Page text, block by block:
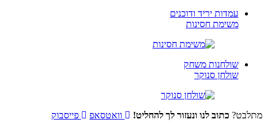
עמדות יריד ודוכנים
משימת חסינות
שולחנות משחק
שולחן סנוקר
כתוב לנו ונעזור לך להחליט! וואטסאפ פייסבוק